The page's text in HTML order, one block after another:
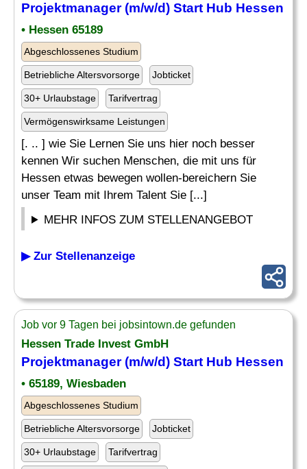
Projektmanager (m/w/d) Start Hub Hessen
• Hessen 65189
Abgeschlossenes Studium
Betriebliche Altersvorsorge Jobticket
30+ Urlaubstage Tarifvertrag
Vermögenswirksame Leistungen
[. .. ] wie Sie Lernen Sie uns hier noch besser
kennen Wir suchen Menschen, die mit uns für
Hessen etwas bewegen wollen-bereichern Sie
unser Team mit Ihrem Talent Sie [...]
MEHR INFOS ZUM STELLENANGEBOT
▶ Zur Stellenanzeige
Job vor 9 Tagen bei jobsintown.de gefunden
Hessen Trade Invest GmbH
Projektmanager (m/w/d) Start Hub Hessen
• 65189, Wiesbaden
Abgeschlossenes Studium
Betriebliche Altersvorsorge Jobticket
30+ Urlaubstage Tarifvertrag